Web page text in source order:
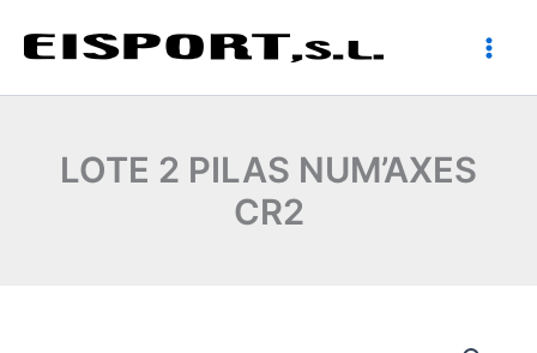
LOTE 2 PILAS NUM’AXES
CR2